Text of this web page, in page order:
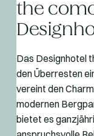
the
Das Designhotel
den Überresten
vereint den
modernen
bietet es